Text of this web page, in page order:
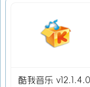
酷我音乐 v12.1.4.0